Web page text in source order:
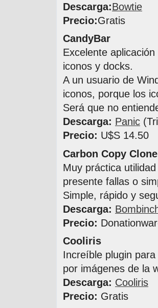
Descarga:Bowtie
Precio:Gratis
CandyBar
Excelente
iconos y docks.
A un usuario de
iconos, porque los
Será que no
Descarga: Panic
Precio: U$S 14.50
Carbon Copy
Muy práctica
presente fallas o
Simple, rápido y
Descarga:
Precio:
Cooliris
Increíble plugin
por imágenes de la
Descarga: Cooliris
Precio: Gratis